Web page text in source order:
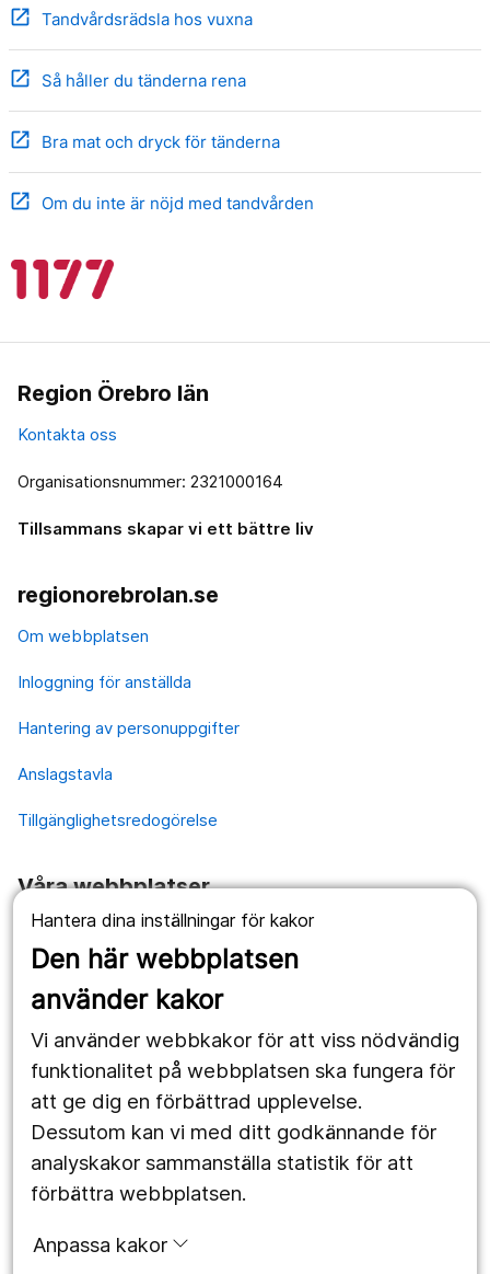
Hantera dina inställningar för kakor
Den här webbplatsen
använder kakor
Vi använder webbkakor för att viss nödvändig
funktionalitet på webbplatsen ska fungera för
att ge dig en förbättrad upplevelse.
Dessutom kan vi med ditt godkännande för
analyskakor sammanställa statistik för att
förbättra webbplatsen.
Anpassa kakor
open_in_new Tandvårdsrädsla hos vuxna
open_in_new Så håller du tänderna rena
open_in_new Bra mat och dryck för tänderna
open_in_new Om du inte är nöjd med tandvården
Region Örebro län
Kontakta oss
Organisationsnummer: 2321000164
Tillsammans skapar vi ett bättre liv
regionorebrolan.se
Om webbplatsen
Inloggning för anställda
Hantering av personuppgifter
Anslagstavla
Tillgänglighetsredogörelse
Våra webbplatser
1177.se
Länstrafiken
Utveckling
Följ oss
Facebook